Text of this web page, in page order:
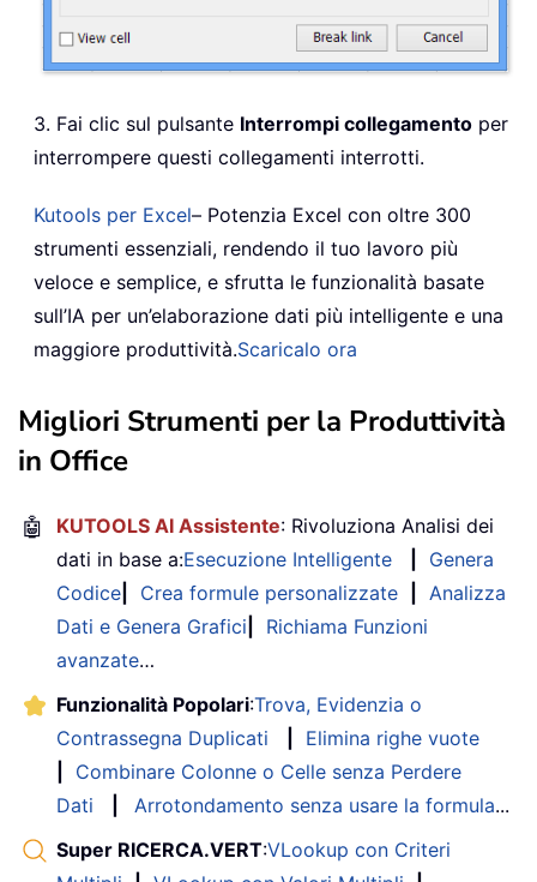
3. Fai clic sul pulsante Interrompi collegamento per
interrompere questi collegamenti interrotti.
Kutools per Excel– Potenzia Excel con oltre 300
strumenti essenziali, rendendo il tuo lavoro più
veloce e semplice, e sfrutta le funzionalità basate
sull’IA per un’elaborazione dati più intelligente e una
maggiore produttività.Scaricalo ora
Migliori Strumenti per la Produttività
in Office
🤖 KUTOOLS AI Assistente: Rivoluziona Analisi dei
dati in base a:Esecuzione Intelligente
Genera
Codice
Crea formule personalizzate
Analizza
Dati e Genera Grafici
Richiama Funzioni
avanzate…
Funzionalità Popolari:Trova, Evidenzia o
Contrassegna Duplicati
Elimina righe vuote
Combinare Colonne o Celle senza Perdere
Dati
Arrotondamento senza usare la formula...
Super RICERCA.VERT:VLookup con Criteri